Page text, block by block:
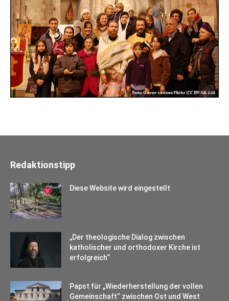
Redaktionstipp
Diese Website wird eingestellt
„Der theologische Dialog zwischen
katholischer und orthodoxer Kirche ist
erfolgreich“
Papst für „Wiederherstellung der vollen
Gemeinschaft“ zwischen Ost und West